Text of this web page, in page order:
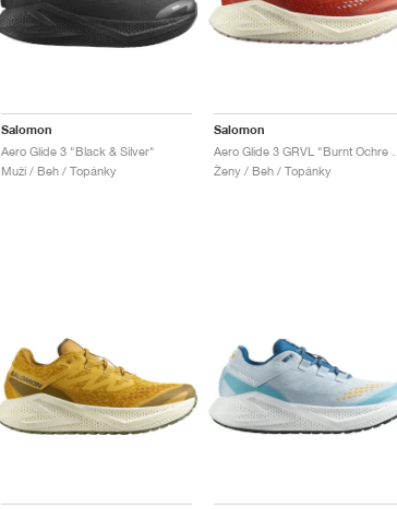
Salomon
Aero Glide 3 "Black & Silver"
Muži / Beh / Topánky
Salomon
Ženy / Beh / Topánky